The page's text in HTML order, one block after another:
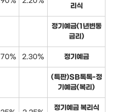
리식
정기예금(1년변동
금리)
2.30% 정기예금
(특판)SB톡톡-정
기예금(복리)
정기예금 복리식